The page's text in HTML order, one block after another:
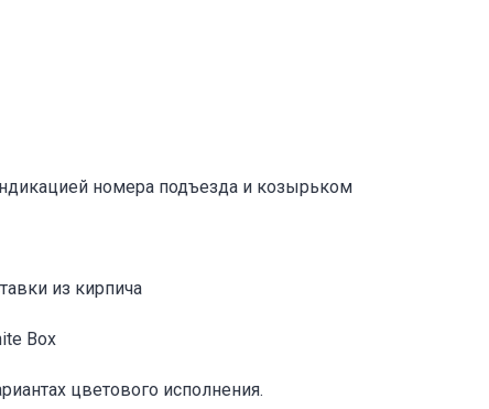
номера подъезда и козырьком
из кирпича
Box
цветового исполнения.